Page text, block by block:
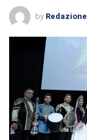
by Redazione